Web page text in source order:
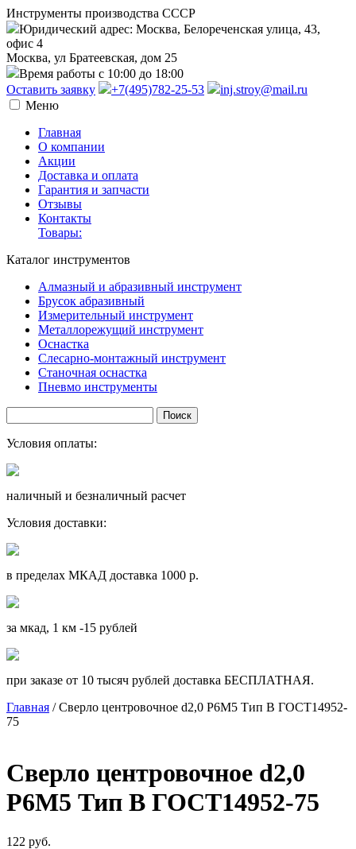
Инструменты производства СССР
Юридический адрес: Москва, Белореченская улица, 43,
офис 4
Москва, ул Братеевская, дом 25
Время работы с 10:00 до 18:00
Оставить заявку
+7(495)782-25-53
inj.stroy@mail.ru
Меню
Главная
О компании
Акции
Доставка и оплата
Гарантия и запчасти
Отзывы
Контакты
Товары:
Каталог инструментов
Алмазный и абразивный инструмент
Брусок абразивный
Измерительный инструмент
Металлорежущий инструмент
Оснастка
Слесарно-монтажный инструмент
Станочная оснастка
Пневмо инструменты
Условия оплаты:
наличный и безналичный расчет
Условия доставки:
в пределах МКАД доставка 1000 р.
за мкад, 1 км -15 рублей
при заказе от 10 тысяч рублей доставка БЕСПЛАТНАЯ.
Главная / Сверло центровочное d2,0 Р6М5 Тип В ГОСТ14952-
75
Сверло центровочное d2,0
Р6М5 Тип В ГОСТ14952-75
122 руб.